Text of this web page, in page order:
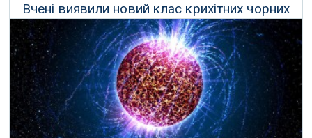
Вчені виявили новий клас крихітних чорних
дір
07 Листопада 2019 р.